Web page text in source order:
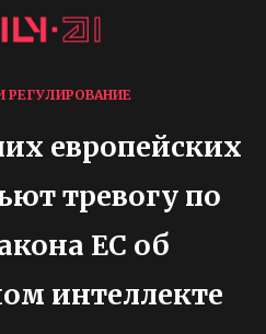
РЕГУЛИРОВАНИЕ
европейских
тревогу по
ЕС об
интеллекте